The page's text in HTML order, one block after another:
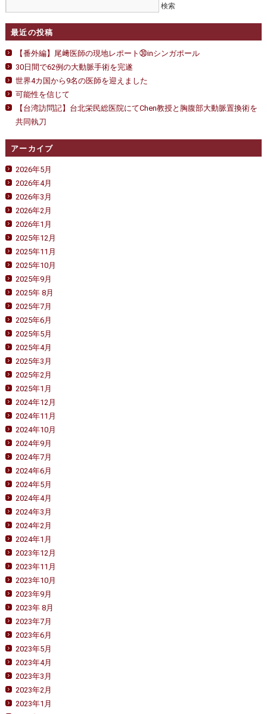
私どもの特色
手術概要
医師募集情報
トピックス一覧
最近の投稿
【番外編】尾﨑医師の現地レポート㉚inシンガポール
30日間で62例の大動脈手術を完遂
世界4カ国から9名の医師を迎えました
可能性を信じて
【台湾訪問記】台北栄民総医院にてChen教授と胸腹部大動脈置換術を
共同執刀
アーカイブ
2026年5月
2026年4月
2026年3月
2026年2月
2026年1月
2025年12月
2025年11月
2025年10月
2025年9月
2025年 8月
2025年7月
2025年6月
2025年5月
2025年4月
2025年3月
2025年2月
2025年1月
2024年12月
2024年11月
2024年10月
2024年9月
2024年7月
2024年6月
2024年5月
2024年4月
2024年3月
2024年2月
2024年1月
2023年12月
2023年11月
2023年10月
2023年9月
2023年 8月
2023年7月
2023年6月
2023年5月
2023年4月
2023年3月
2023年2月
2023年1月